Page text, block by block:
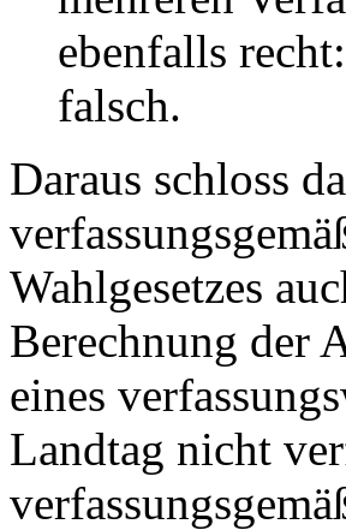
ebenfalls
falsch.
Daraus schloss
Wahlgesetzes
Berechnung der
eines
Landtag nicht